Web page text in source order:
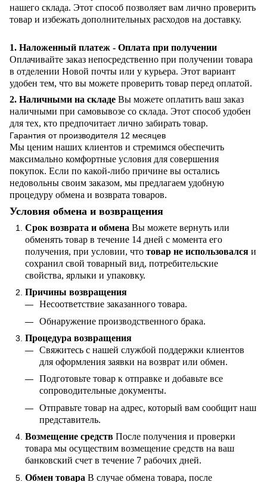
нашего склада. Этот способ позволяет вам лично проверить
товар и избежать дополнительных расходов на доставку.
1. Наложенный платеж - Оплата при получении
Оплачивайте заказ непосредственно при получении товара
в отделении Новой почты или у курьера. Этот вариант
удобен тем, что вы можете проверить товар перед оплатой.
2. Наличными на складе Вы можете оплатить ваш заказ
наличными при самовывозе со склада. Этот способ удобен
для тех, кто предпочитает лично забирать товар.
Гарантия от производителя 12 месяцев
Мы ценим наших клиентов и стремимся обеспечить
максимально комфортные условия для совершения
покупок. Если по какой-либо причине вы остались
недовольны своим заказом, мы предлагаем удобную
процедуру обмена и возврата товаров.
Условия обмена и возвращения
Срок возврата и обмена Вы можете вернуть или
обменять товар в течение 14 дней с момента его
получения, при условии, что товар не использовался и
сохранил свой товарный вид, потребительские
свойства, ярлыки и упаковку.
Причины возвращения
Несоответствие заказанного товара.
Обнаружение производственного брака.
Процедура возвращения
Свяжитесь с нашей службой поддержки клиентов
для оформления заявки на возврат или обмен.
Подготовьте товар к отправке и добавьте все
сопроводительные документы.
Отправьте товар на адрес, который вам сообщит наш
представитель.
Возмещение средств После получения и проверки
товара мы осуществим возмещение средств на ваш
банковский счет в течение 7 рабочих дней.
Обмен товара В случае обмена товара, после